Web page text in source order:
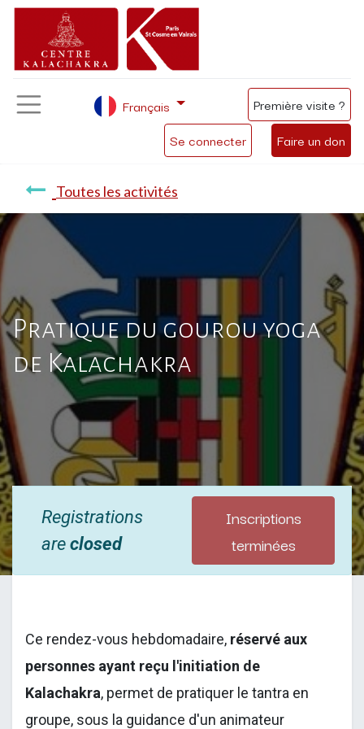
Se connecter Faire un don
Français Première visite ?
Toutes les activités
Pratique du gourou yoga
de Kalachakra
Registrations
areclosed
Inscriptions
terminées
Ce rendez-vous hebdomadaire, réservé aux
personnes ayant reçu l'initiation de
Kalachakra, permet de pratiquer le tantra en
groupe, sous la guidance d'un animateur